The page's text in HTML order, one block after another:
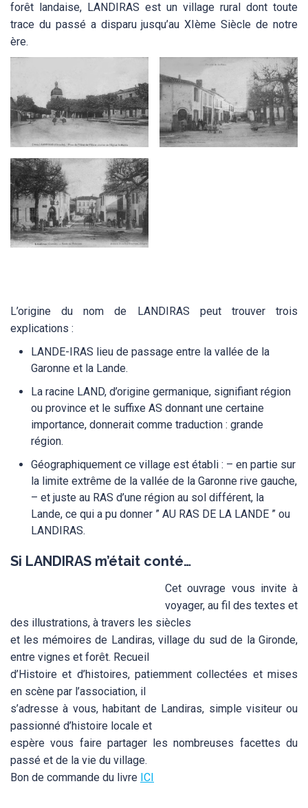
forêt landaise, LANDIRAS est un village rural dont toute
trace du passé a disparu jusqu’au XIème Siècle de notre
ère.
L’origine du nom de LANDIRAS peut trouver trois
explications :
LANDE-IRAS lieu de passage entre la vallée de la
Garonne et la Lande.
La racine LAND, d’origine germanique, signifiant région
ou province et le suffixe AS donnant une certaine
importance, donnerait comme traduction : grande
région.
Géographiquement ce village est établi : – en partie sur
la limite extrême de la vallée de la Garonne rive gauche,
– et juste au RAS d’une région au sol différent, la
Lande, ce qui a pu donner ” AU RAS DE LA LANDE ” ou
LANDIRAS.
Si LANDIRAS m’était conté…
Cet ouvrage vous invite à
voyager, au fil des textes et
des illustrations, à travers les siècles
et les mémoires de Landiras, village du sud de la Gironde,
entre vignes et forêt. Recueil
d’Histoire et d’histoires, patiemment collectées et mises
en scène par l’association, il
s’adresse à vous, habitant de Landiras, simple visiteur ou
passionné d’histoire locale et
espère vous faire partager les nombreuses facettes du
passé et de la vie du village.
Bon de commande du livre ICI